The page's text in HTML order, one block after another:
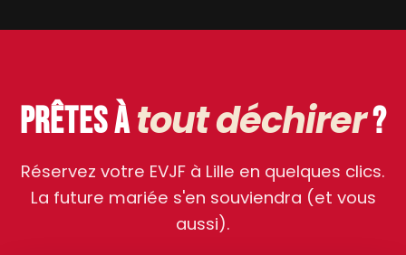
PRÊTES Àtout déchirer?
Réservez votre EVJF à Lille en quelques clics.
La future mariée s'en souviendra (et vous
aussi).